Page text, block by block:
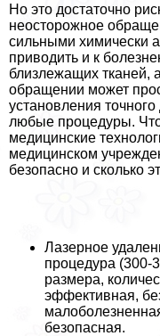
Но это достаточно
неосторожное
сильными химически
приводить и к
близлежащих тканей,
обращении может
установления
любые процедуры.
медицинские
медицинском
безопасно и сколько
Лазерное
процедypa (300-
размера,
эффективная,
безопасная.